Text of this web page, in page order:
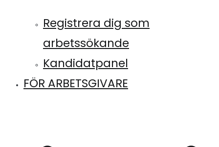
Registrera dig som
arbetssökande
Kandidatpanel
FÖR ARBETSGIVARE